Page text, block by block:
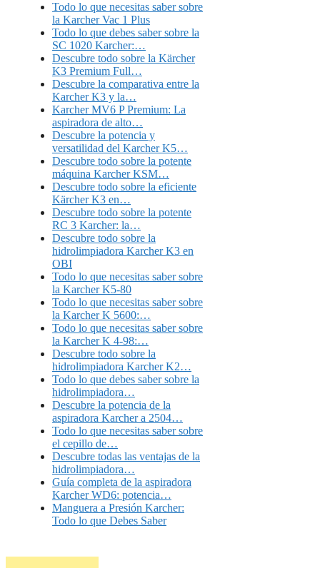
Todo lo que necesitas saber sobre
la Karcher Vac 1 Plus
Todo lo que debes saber sobre la
SC 1020 Karcher:…
Descubre todo sobre la Kärcher
K3 Premium Full…
Descubre la comparativa entre la
Karcher K3 y la…
Karcher MV6 P Premium: La
aspiradora de alto…
Descubre la potencia y
versatilidad del Karcher K5…
Descubre todo sobre la potente
máquina Karcher KSM…
Descubre todo sobre la eficiente
Kärcher K3 en…
Descubre todo sobre la potente
RC 3 Karcher: la…
Descubre todo sobre la
hidrolimpiadora Karcher K3 en
OBI
Todo lo que necesitas saber sobre
la Karcher K5-80
Todo lo que necesitas saber sobre
la Karcher K 5600:…
Todo lo que necesitas saber sobre
la Karcher K 4-98:…
Descubre todo sobre la
hidrolimpiadora Karcher K2…
Todo lo que debes saber sobre la
hidrolimpiadora…
Descubre la potencia de la
aspiradora Karcher a 2504…
Todo lo que necesitas saber sobre
el cepillo de…
Descubre todas las ventajas de la
hidrolimpiadora…
Guía completa de la aspiradora
Karcher WD6: potencia…
Manguera a Presión Karcher:
Todo lo que Debes Saber